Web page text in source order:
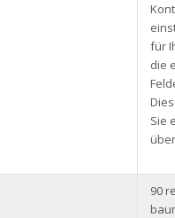
für
die
Sie
90